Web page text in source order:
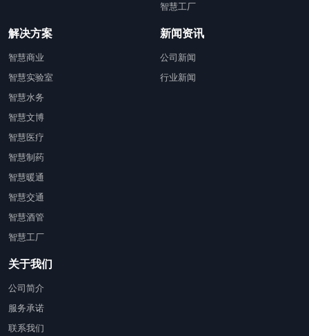
智慧工厂
解决方案
智慧商业
智慧实验室
智慧水务
智慧文博
智慧医疗
智慧制药
智慧暖通
智慧交通
智慧酒管
智慧工厂
新闻资讯
公司新闻
行业新闻
关于我们
公司简介
服务承诺
联系我们